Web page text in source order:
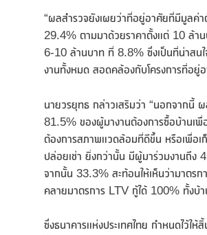
“ผลสำรวจยังเผยว่าที่อยู่อาศัยที่มีมูลค่
29.4% ตามมาด้วยราคาตั้งแต่ 10 ล้า
6-10 ล้านบาท ที่ 8.8% ซึ่งเป็นที่น่าสนใ
งานทั้งหมด สอดคล้องกับโครงการที่อยู่
นายวรยุทธ กล่าวเสริมว่า “นอกจากนี้
81.5% ของผู้มางานต้องการซื้อบ้านเพื่อ
ต้องการสภาพแวดล้อมที่ดีขึ้น หรือเพื่อ
ปล่อยเช่า ยิ่งกว่านั้น มีผู้มาร่วมงานถึง
จากนั้น 33.3% สะท้อนให้เห็นว่ามาตร
คลายมาตรการ LTV กู้ได้ 100% ทั้งบ้
ซึ่งธนาคารแห่งประเทศไทย กำหนดไว้ใ